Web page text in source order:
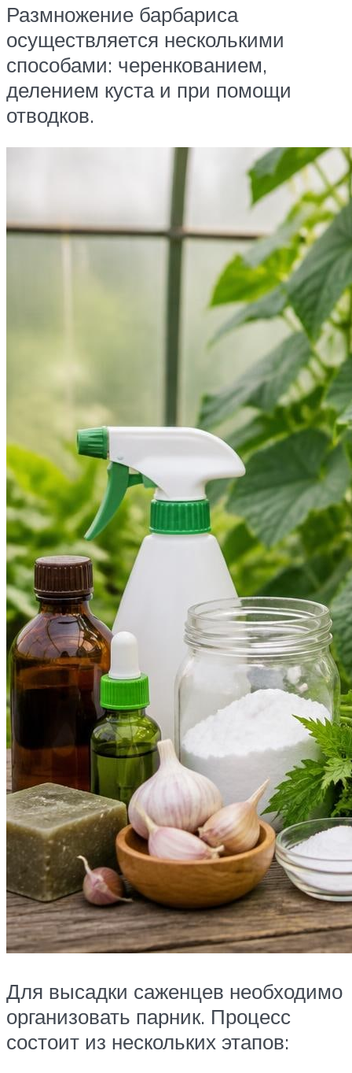
Размножение барбариса
осуществляется несколькими
способами: черенкованием,
делением куста и при помощи
отводков.
Для высадки саженцев необходимо
организовать парник. Процесс
состоит из нескольких этапов: